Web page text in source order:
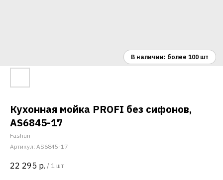
Кухонная мойка PROFI без сифонов,
AS6845-17
Fashun
Артикул: AS6845-17
22 295 р. / 1 шт